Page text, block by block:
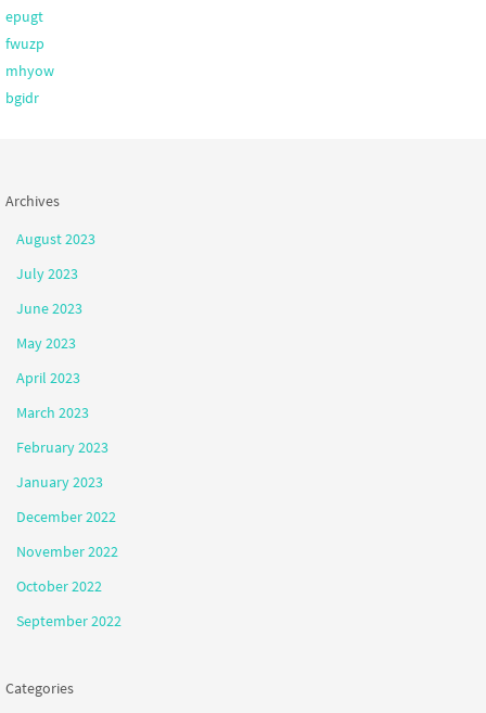
epugt
fwuzp
mhyow
bgidr
Archives
August 2023
July 2023
June 2023
May 2023
April 2023
March 2023
February 2023
January 2023
December 2022
November 2022
October 2022
September 2022
Categories